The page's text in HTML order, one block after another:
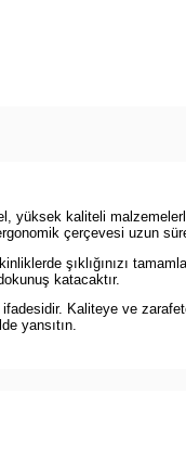
yüksek kaliteli
çerçevesi uzun
şıklığınızı
katacaktır.
Kaliteye ve
yansıtın.